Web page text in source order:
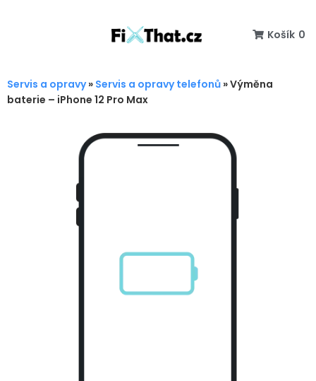
Košík 0
Servis a opravy» Servis a opravy telefonů »Výměna
baterie – iPhone 12 Pro Max